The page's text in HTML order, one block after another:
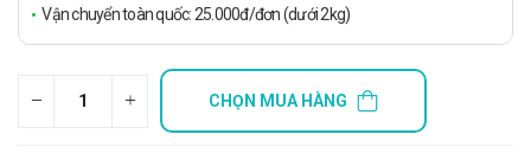
Vận chuyển toàn quốc: 25.000đ/đơn (dưới 2kg)
CHỌN MUA HÀNG